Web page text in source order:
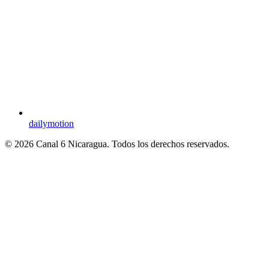
dailymotion
© 2026 Canal 6 Nicaragua. Todos los derechos reservados.